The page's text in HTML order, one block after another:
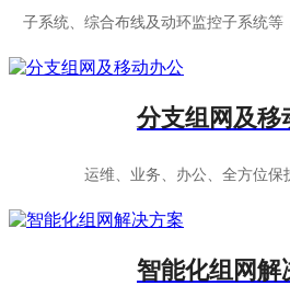
子系统、综合布线及动环监控子系统等
分支组网及移
运维、业务、办公、全方位保
智能化组网解